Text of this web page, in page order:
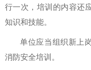
行一次，培训的内容还
知识和技能。
单位应当组织新上
消防安全培训。